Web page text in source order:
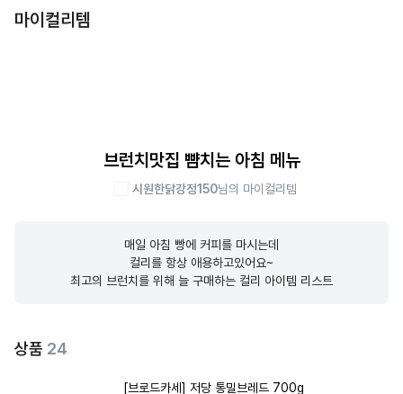
마이컬리템
브런치맛집 뺨치는 아침 메뉴
시원한닭강정150님의 마이컬리템
매일 아침 빵에 커피를 마시는데
컬리를 항상 애용하고있어요~
최고의 브런치를 위해 늘 구매하는 컬리 아이템 리스트
상품 24
[브로드카세] 저당 통밀브레드 700g